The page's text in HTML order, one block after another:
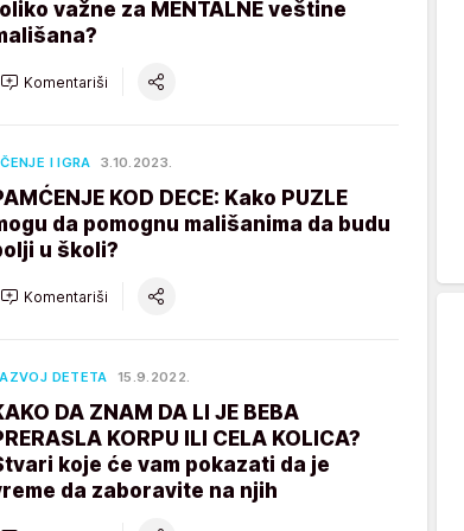
važne za MENTALNE veštine
Komentariši
I IGRA 3.10.2023.
KOD DECE: Kako PUZLE
da pomognu mališanima da budu
u školi?
Komentariši
DETETA 15.9.2022.
DA ZNAM DA LI JE BEBA
KORPU ILI CELA KOLICA?
koje će vam pokazati da je
da zaboravite na njih